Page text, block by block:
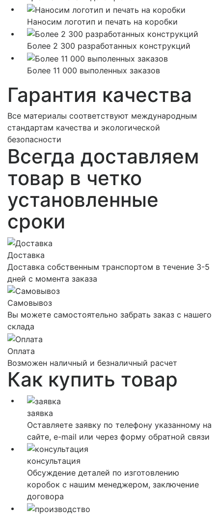
Наносим логотип и печать на коробки
Более 2 300 разработанных конструкций
Более 11 000 выполенных заказов
Гарантия качества
Все материалы соответствуют международным
стандартам качества и экологической
безопасности
Всегда доставляем
товар в четко
установленные
сроки
Доставка
Доставка собственным транспортом в течение 3-5
дней с момента заказа
Самовывоз
Вы можете самостоятельно забрать заказ с нашего
склада
Оплата
Возможен наличный и безналичный расчет
Как купить товар
заявка
Оставляете заявку по телефону указанному на
сайте, е-mail или через форму обратной связи
консультация
Обсуждение деталей по изготовлению
коробок с нашим менеджером, заключение
договора